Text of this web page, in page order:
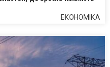
ЕКОНОМІКА